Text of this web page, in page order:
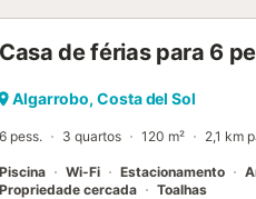
Casa de férias para 6
Algarrobo, Costa del Sol
6 pess. 3 quartos 120 m² 2,1 km
Piscina Wi-Fi Estacionamento
Propriedade cercada
Toalhas